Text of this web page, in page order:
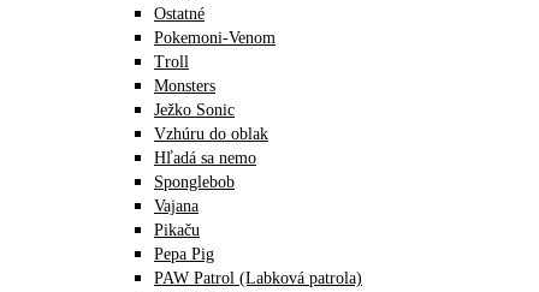
Ostatné
Pokemoni-Venom
Troll
Monsters
Ježko Sonic
Vzhúru do oblak
Hľadá sa nemo
Sponglebob
Vajana
Pikaču
Pepa Pig
PAW Patrol (Labková patrola)